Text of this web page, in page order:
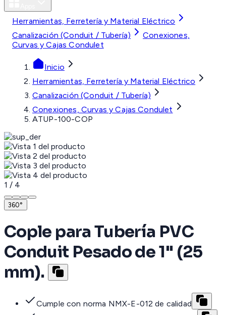
Herramientas, Ferretería y Material Eléctrico
Canalización (Conduit / Tubería)
Conexiones,
Curvas y Cajas Condulet
Inicio
Herramientas, Ferretería y Material Eléctrico
Canalización (Conduit / Tubería)
Conexiones, Curvas y Cajas Condulet
ATUP-100-COP
1 / 4
360°
Cople para Tubería PVC
Conduit Pesado de 1" (25
mm).
Cumple con norma NMX-E-012 de calidad